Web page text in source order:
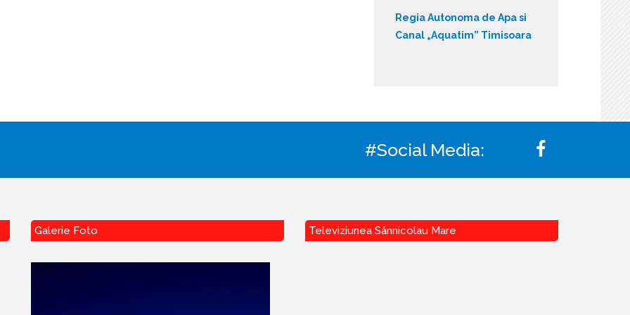
Regia Autonoma de Apa si
Canal „Aquatim” Timisoara
#Social Media:
Galerie Foto Televiziunea Sânnicolau Mare